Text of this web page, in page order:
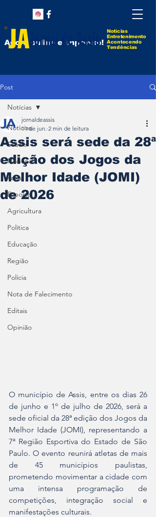
Notícias
Entretenimento
Acontecendo
Tendências
Agora online e impresso!
Post
Notícias
Saúde
Nacional
Assis
Esporte
Agricultura
Política
Educação
Região
Polícia
Nota de Falecimento
Editais
Opinião
Notícias
Assis será sede da 28ª
edição dos Jogos da
Melhor Idade (JOMI)
de 2026
jornaldeassis
11 de jun. 2 min de leitura
O município de Assis, entre os dias 26
de junho e 1º de julho de 2026, será a
sede oficial da 28ª edição dos Jogos da
Melhor Idade (JOMI), representando a
7ª Região Esportiva do Estado de São
Paulo. O evento reunirá atletas de mais
de 45 municípios paulistas,
prometendo movimentar a cidade com
uma intensa programação de
competições, integração social e
manifestações culturais.